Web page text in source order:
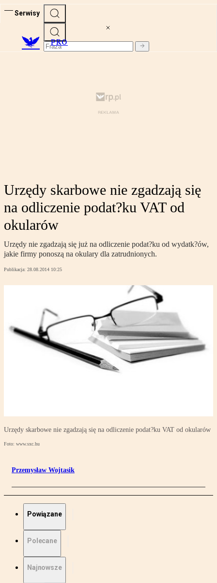
Serwisy
PRO
Urzędy skarbowe nie zgadzają się
na odliczenie podat?ku VAT od
okularów
Urzędy nie zgadzają się już na odliczenie podat?ku od wydatk?ów,
jakie firmy ponoszą na okulary dla zatrudnionych.
Publikacja: 28.08.2014 10:25
Urzędy skarbowe nie zgadzają się na odliczenie podat?ku VAT od okularów
Foto: www.sxc.hu
Przemysław Wojtasik
Powiązane
Polecane
Najnowsze